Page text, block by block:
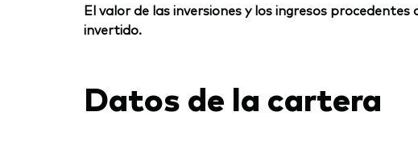
El valor de las inversiones y los ingresos
invertido.
Datos de la cartera